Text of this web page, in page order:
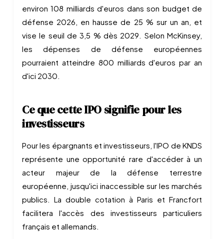
environ 108 milliards d'euros dans son budget de
défense 2026, en hausse de 25 % sur un an, et
vise le seuil de 3,5 % dès 2029. Selon McKinsey,
les dépenses de défense européennes
pourraient atteindre 800 milliards d'euros par an
d'ici 2030.
Ce que cette IPO signifie pour les
investisseurs
Pour les épargnants et investisseurs, l'IPO de KNDS
représente une opportunité rare d'accéder à un
acteur majeur de la défense terrestre
européenne, jusqu'ici inaccessible sur les marchés
publics. La double cotation à Paris et Francfort
facilitera l'accès des investisseurs particuliers
français et allemands.